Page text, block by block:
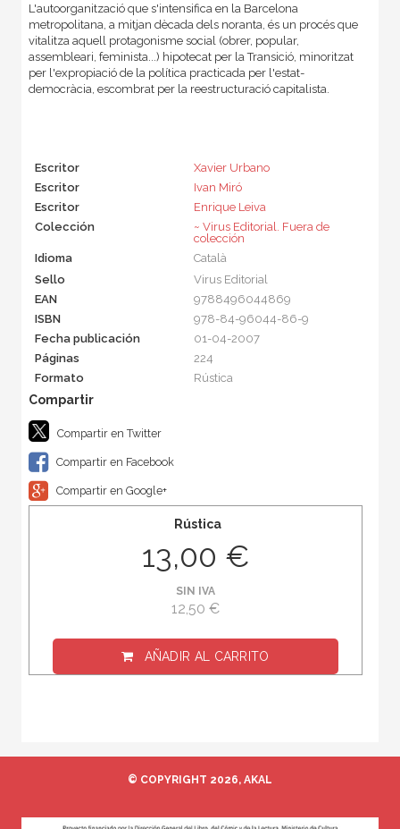
L'autoorganització que s'intensifica en la Barcelona
metropolitana, a mitjan dècada dels noranta, és un procés que
vitalitza aquell protagonisme social (obrer, popular,
assembleari, feminista...) hipotecat per la Transició, minoritzat
per l'expropiació de la política practicada per l'estat-
democràcia, escombrat per la reestructuració capitalista.
Escritor
Xavier Urbano
Escritor
Ivan Miró
Escritor
Enrique Leiva
Colección
~ Virus Editorial. Fuera de
colección
Idioma
Català
Sello
Virus Editorial
EAN
9788496044869
ISBN
978-84-96044-86-9
Fecha publicación
01-04-2007
Páginas
224
Formato
Rústica
Compartir en Twitter
Compartir en Facebook
Compartir en Google+
Rústica
13,00 €
SIN IVA
12,50 €
AÑADIR AL CARRITO
© COPYRIGHT 2026, AKAL